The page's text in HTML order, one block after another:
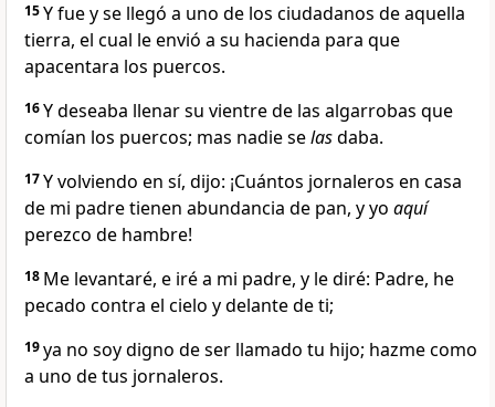
15Y fue y se llegó a uno de los ciudadanos de aquella
tierra, el cual le envió a su hacienda para que
apacentara los puercos.
16Y deseaba llenar su vientre de las algarrobas que
comían los puercos; mas nadie selasdaba.
17Y volviendo en sí, dijo: ¡Cuántos jornaleros en casa
de mi padre tienen abundancia de pan, y yo aquí
perezco de hambre!
18 Me levantaré, e iré a mi padre, y le diré: Padre, he
pecado contra el cielo y delante de ti;
19ya no soy digno de ser llamado tu hijo; hazme como
a uno de tus jornaleros.